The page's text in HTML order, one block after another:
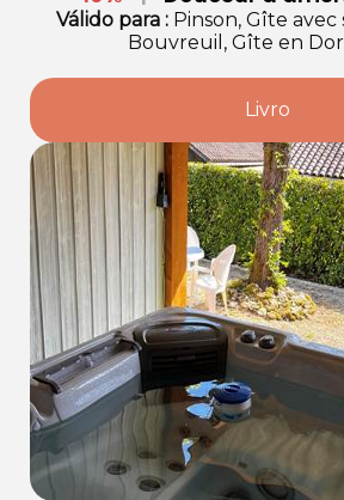
Dordogne
Válido para : Pinson, Gîte
Bouvreuil, Gîte en
Livro